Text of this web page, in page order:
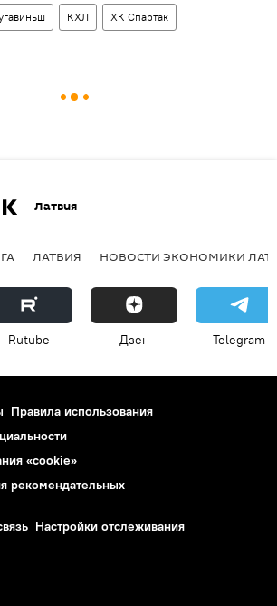
КХЛ ХК Спартак
Латвия
ЛАТВИЯ НОВОСТИ ЭКОНОМИКИ
Rutube Дзен Telegram
Правила использования
«cookie»
рекомендательных
Настройки отслеживания